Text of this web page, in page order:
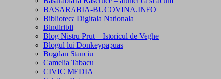
BASARABIA-BUCOVINA.INFO
Biblioteca Digitala Nationala
Bindiribli
Blog Nistru Prut – Istoricul de Veghe
Blogul lui Donkeypapuas
Bogdan Stanciu
Camelia Tabacu
CIVIC MEDIA